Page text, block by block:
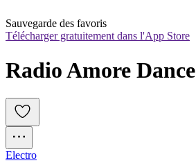
Sauvegarde des favoris
Télécharger gratuitement dans l'App Store
Radio Amore Dance
Electro